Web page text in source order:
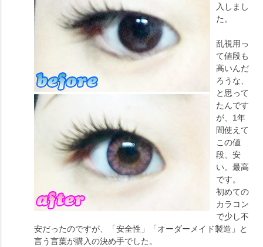
入しまし
た。
乱視用っ
て値段も
高いんだ
ろうな、
と思って
たんです
が、1年
間使えて
この値
段、安
い。最高
です。
初めての
カラコン
で少し不
安だったのですが、「安全性」「オーダーメイド製造」と
言う言葉が購入の決め手でした。